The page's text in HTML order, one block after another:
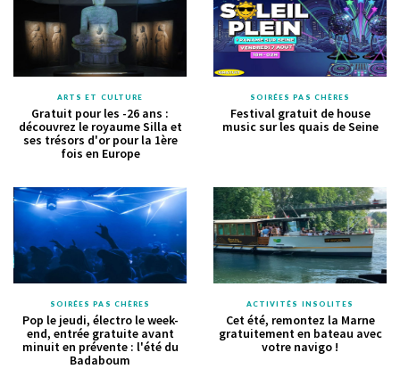
ARTS ET CULTURE
Gratuit pour les -26 ans :
découvrez le royaume Silla et
ses trésors d'or pour la 1ère
fois en Europe
SOIRÉES PAS CHÈRES
Festival gratuit de house
music sur les quais de Seine
SOIRÉES PAS CHÈRES
Pop le jeudi, électro le week-
end, entrée gratuite avant
minuit en prévente : l'été du
Badaboum
ACTIVITÉS INSOLITES
Cet été, remontez la Marne
gratuitement en bateau avec
votre navigo !